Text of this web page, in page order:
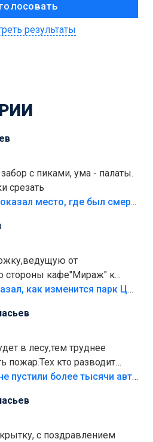
результаты
с пиками, ума - палаты.
срезать
«Попал на пику»: СК показал место, где был смертельно травмирован ребенок в Тольятти
от
стороны кафе"Мираж" к
то бордюры
еще,видимо,часть
Глава Тольятти рассказал, как изменится парк Центрального района
в лесу,тем труднее
пожар.Тех кто разводит
штрафовать.Камер полно
В тольяттинский лес не пустили более тысячи автомобилей
с поздравлением